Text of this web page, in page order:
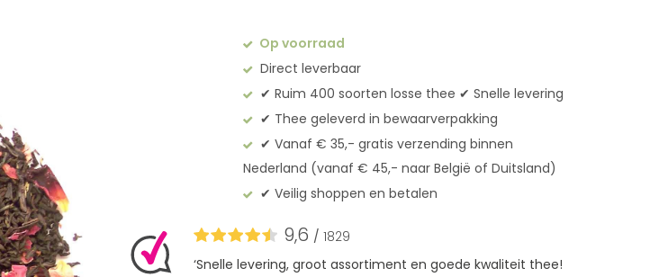
Op voorraad
Direct leverbaar
✔︎ Ruim 400 soorten losse thee ✔︎ Snelle levering
✔︎ Thee geleverd in bewaarverpakking
✔︎ Vanaf € 35,- gratis verzending binnen
Nederland (vanaf € 45,- naar België of Duitsland)
✔︎ Veilig shoppen en betalen
9,6 / 1829
‘Snelle levering, groot assortiment en goede kwaliteit thee!